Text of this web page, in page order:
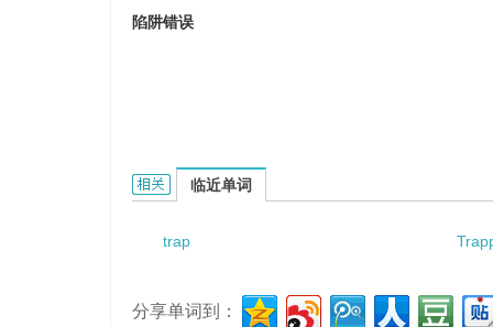
陷阱错误
trap error的相关资料：
临近单词
trap
分享单词到：